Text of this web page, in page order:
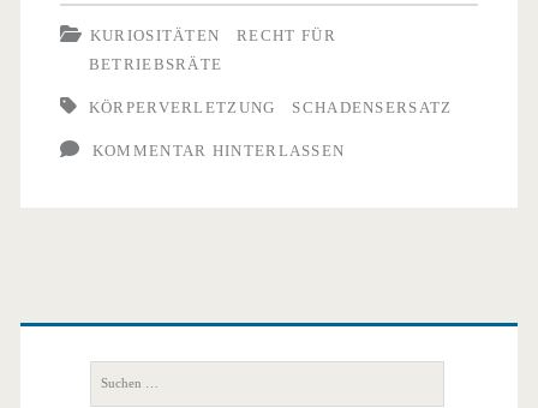
KURIOSITÄTEN
RECHT FÜR
BETRIEBSRÄTE
KÖRPERVERLETZUNG SCHADENSERSATZ
KOMMENTAR HINTERLASSEN
Primäre
Seitenleiste
nach: